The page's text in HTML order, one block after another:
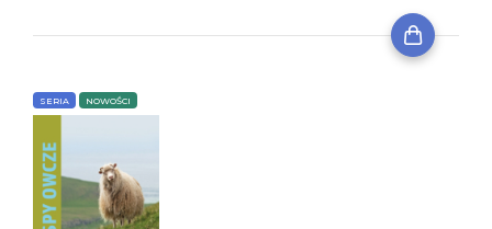
SERIA NOWOŚCI